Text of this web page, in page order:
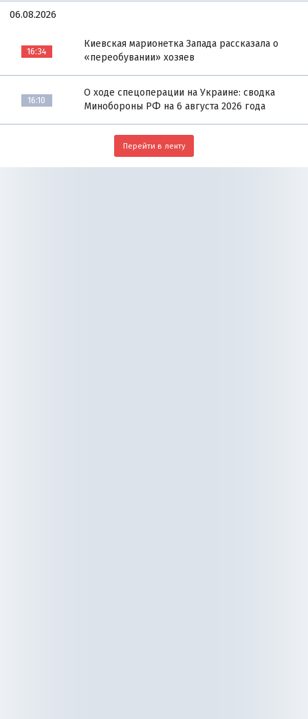
06.08.2026
16:34
Киевская марионетка Запада рассказала о
«переобувании» хозяев
16:10
О ходе спецоперации на Украине: сводка
Минобороны РФ на 6 августа 2026 года
Перейти в ленту